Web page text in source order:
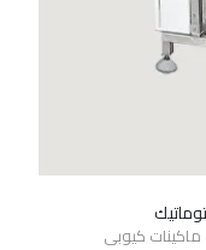
كيوبى